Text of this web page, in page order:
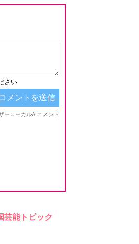
芸能トピック